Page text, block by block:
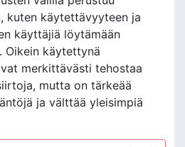
kuten käytettävyyteen ja
käyttäjiä löytämään
Oikein käytettynä
merkittävästi tehostaa
mutta on tärkeää
ja välttää yleisimpiä